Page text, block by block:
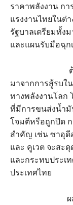
ราคาพลังงาน ก
แรงงานไทยในต่
รัฐบาลเตรียมทั้ง
และแผนรับมือฉุก
ต้นเหตุของ
มาจากการสู้รบใ
ทางพลังงานโลก
ที่มีการขนส่งน้ำมั
โจมตีหรือถูกปิด
สำคัญ เช่น ซาอุดี
และ คูเวต จะสะ
และกระทบประเ
ประเทศไทย
ผลกระทบแ